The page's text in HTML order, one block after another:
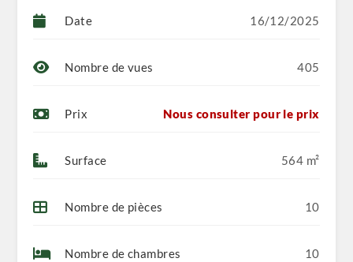
Date 16/12/2025
Nombre de vues 405
Prix Nous consulter pour le prix
Surface 564 m²
Nombre de pièces 10
Nombre de chambres 10